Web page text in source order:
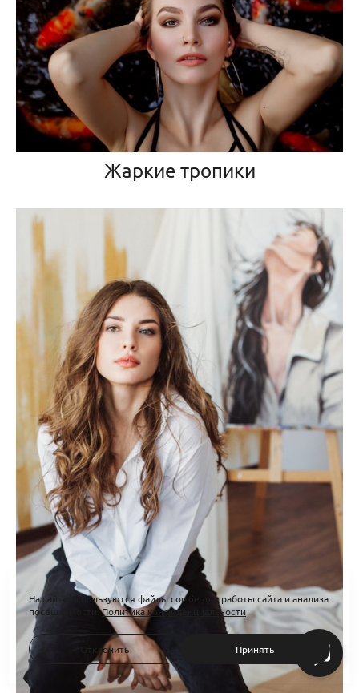
Жаркие тропики
На сайте используются файлы cookie для работы сайта и анализа
посещаемости.Политика конфиденциальности
Отклонить Принять